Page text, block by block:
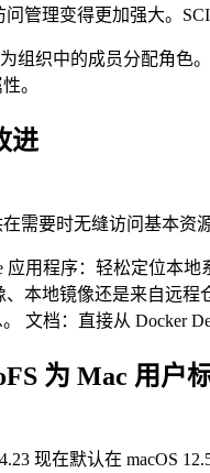
问管理变得更加强大。
组织中的成员分配角色
。
进
需要时无缝访问基本资
应用程序：轻松定位本
、本地镜像还是来自远
文档：直接从 Docker
为 Mac 用户
现在默认在 macOS